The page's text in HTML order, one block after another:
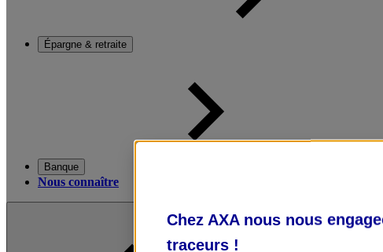
Épargne & retraite
Banque
Nous connaître
Chez AXA nous nous
traceurs !